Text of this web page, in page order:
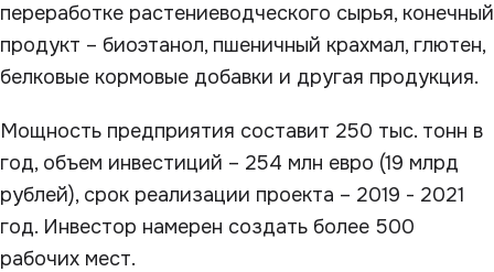
переработке растениеводческого сырья, конечный
продукт – биоэтанол, пшеничный крахмал, глютен,
белковые кормовые добавки и другая продукция.
Мощность предприятия составит 250 тыс. тонн в
год, объем инвестиций – 254 млн евро (19 млрд
рублей), срок реализации проекта – 2019 - 2021
год. Инвестор намерен создать более 500
рабочих мест.